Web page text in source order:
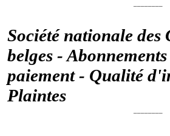
Société nationale des
belges -
paiement - Qualité
Plaintes